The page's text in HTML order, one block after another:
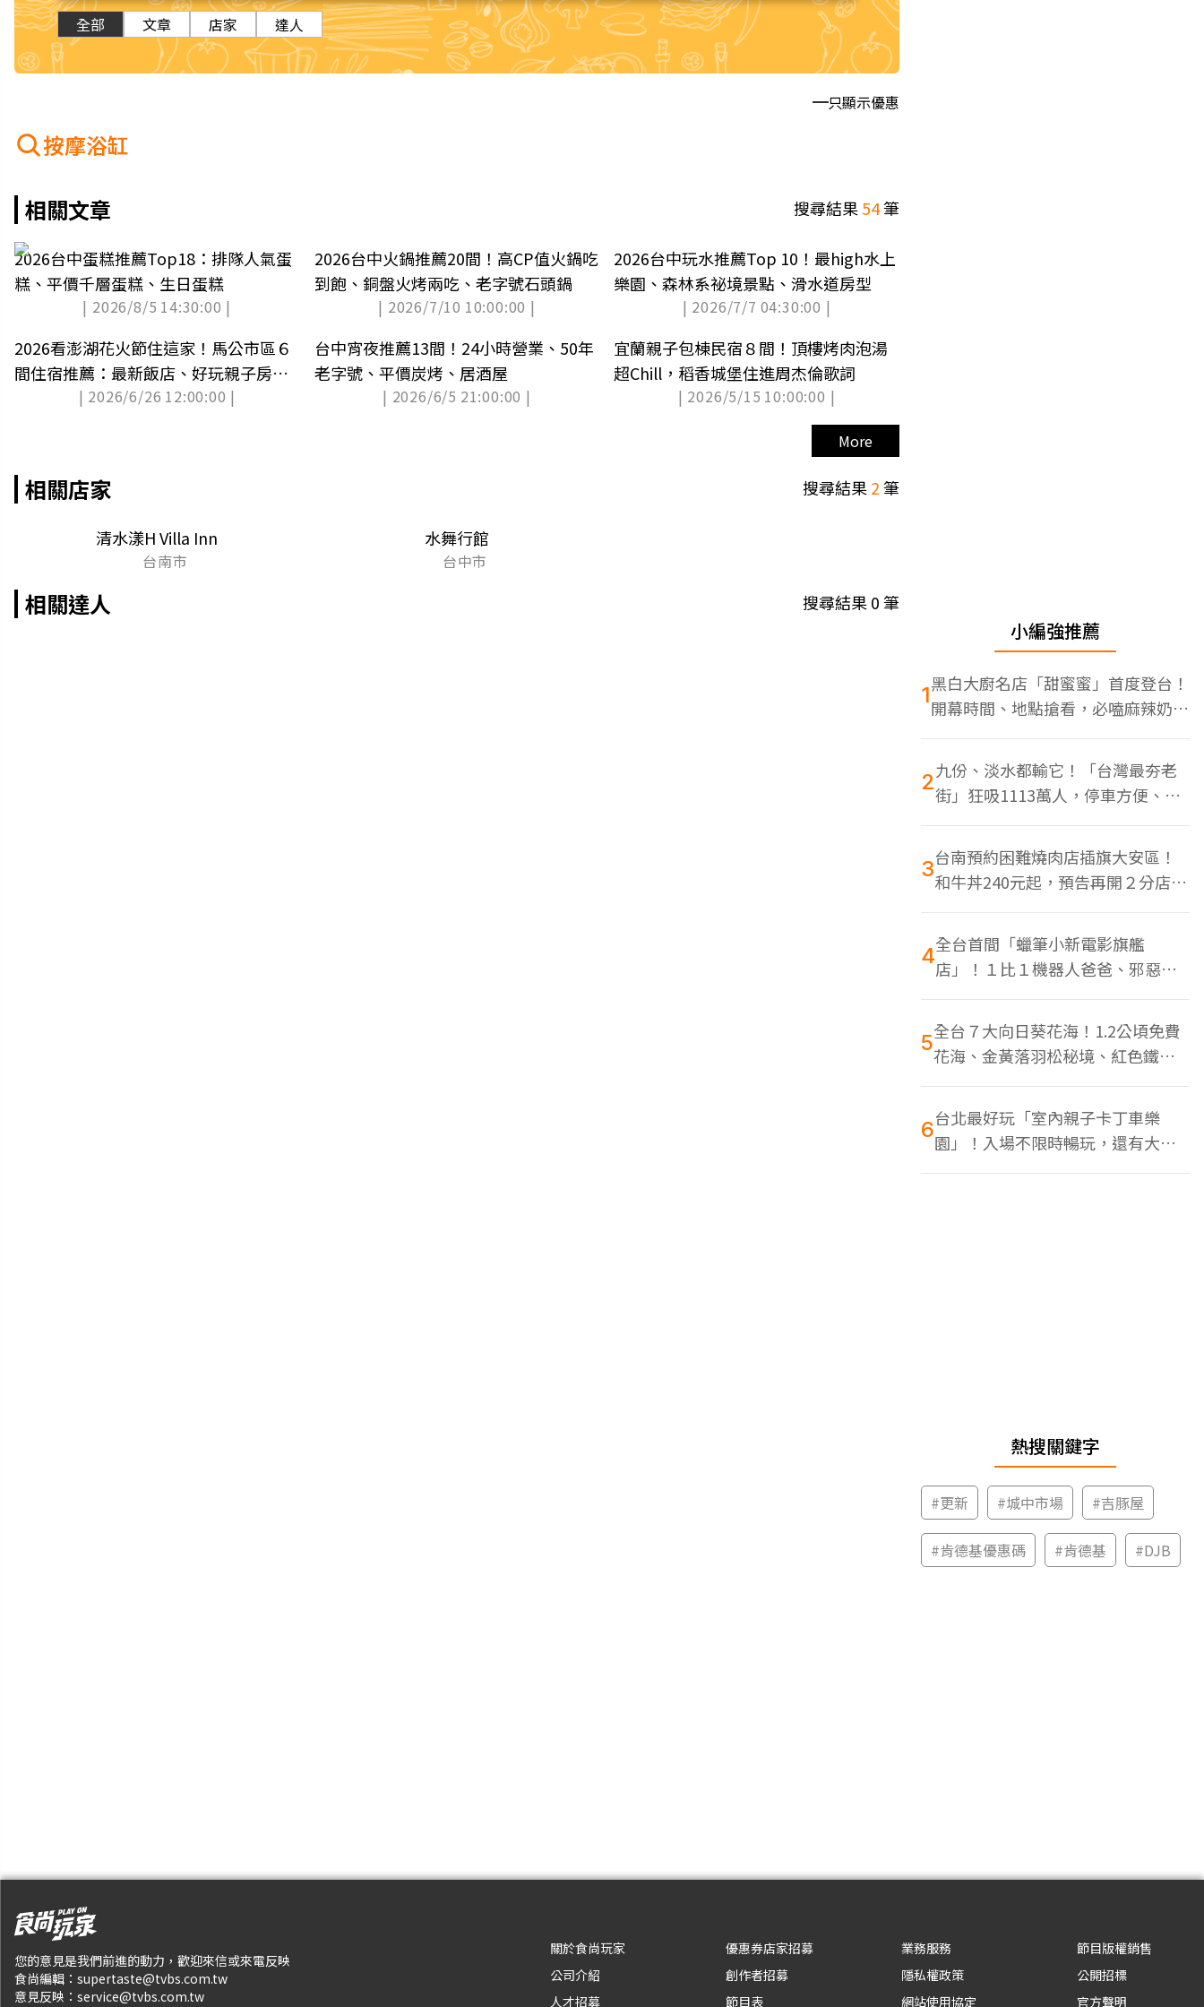
全部 文章 店家 達人
只顯示優惠
按摩浴缸
相關文章 搜尋結果54筆
2026台中蛋糕推薦Top18：排隊人氣蛋
糕、平價千層蛋糕、生日蛋糕
| 2026/8/5 14:30:00 |
2026台中火鍋推薦20間！高CP值火鍋吃
到飽、銅盤火烤兩吃、老字號石頭鍋
| 2026/7/10 10:00:00 |
2026台中玩水推薦Top 10！最high水上
樂園、森林系祕境景點、滑水道房型
| 2026/7/7 04:30:00 |
2026看澎湖花火節住這家！馬公市區６
間住宿推薦：最新飯店、好玩親子房民
| 2026/6/26 12:00:00 |
台中宵夜推薦13間！24小時營業、50年
老字號、平價炭烤、居酒屋
| 2026/6/5 21:00:00 |
宜蘭親子包棟民宿８間！頂樓烤肉泡湯
超Chill，稻香城堡住進周杰倫歌詞
| 2026/5/15 10:00:00 |
More
相關店家 搜尋結果2筆
清水漾H Villa Inn
台南市
水舞行館
台中市
相關達人 搜尋結果0筆
小編強推薦
1黑白大廚名店「甜蜜蜜」首度登台！
開幕時間、地點搶看，必嗑麻辣奶油
蝦
2九份、淡水都輸它！「台灣最夯老
街」狂吸1113萬人，停車方便、特
色美食多
3台南預約困難燒肉店插旗大安區！
和牛丼240元起，預告再開２分店、
地點曝光
4全台首間「蠟筆小新電影旗艦
店」！１比１機器人爸爸、邪惡正
男，百款周邊買翻
5全台７大向日葵花海！1.2公頃免費
花海、金黃落羽松秘境、紅色鐵橋
同框
6台北最好玩「室內親子卡丁車樂
園」！入場不限時暢玩，還有大螢
幕Switch遊戲區
熱搜關鍵字
#更新 #城中市場 #吉豚屋
#肯德基優惠碼 #肯德基 #DJB
您的意見是我們前進的動力，歡迎來信或來電反映
食尚編輯： supertaste@tvbs.com.tw
意見反映： service@tvbs.com.tw
關於食尚玩家
公司介紹
人才招募
優惠券店家招募
創作者招募
節目表
業務服務
隱私權政策
網站使用協定
節目版權銷售
公開招標
官方聲明